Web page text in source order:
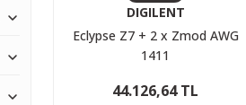
DIGILENT
Eclypse Z7 + 2 x Zmod AWG
1411
44.126,64 TL